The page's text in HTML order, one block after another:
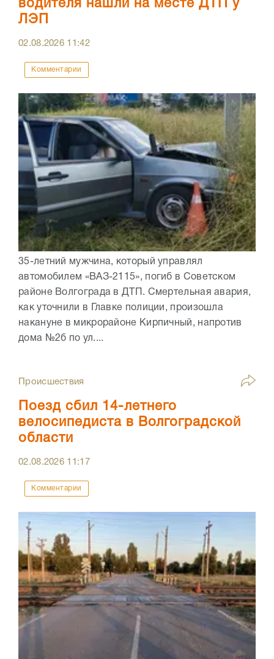
водителя нашли на месте ДТП у
ЛЭП
02.08.2026 11:42
Комментарии
35-летний мужчина, который управлял
автомобилем «ВАЗ-2115», погиб в Советском
районе Волгограда в ДТП. Смертельная авария,
как уточнили в Главке полиции, произошла
накануне в микрорайоне Кирпичный, напротив
дома №2б по ул....
Происшествия
Поезд сбил 14-летнего
велосипедиста в Волгоградской
области
02.08.2026 11:17
Комментарии